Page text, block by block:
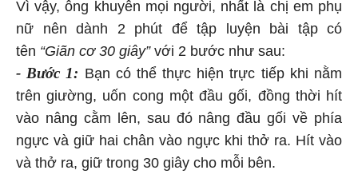
Vì vậy, ông khuyên mọi người, nhất là chị em phụ
nữ nên dành 2 phút để tập luyện bài tập có
tên “Giãn cơ 30 giây” với 2 bước như sau:
- Bước 1: Bạn có thể thực hiện trực tiếp khi nằm
trên giường, uốn cong một đầu gối, đồng thời hít
vào nâng cằm lên, sau đó nâng đầu gối về phía
ngực và giữ hai chân vào ngực khi thở ra. Hít vào
và thở ra, giữ trong 30 giây cho mỗi bên.